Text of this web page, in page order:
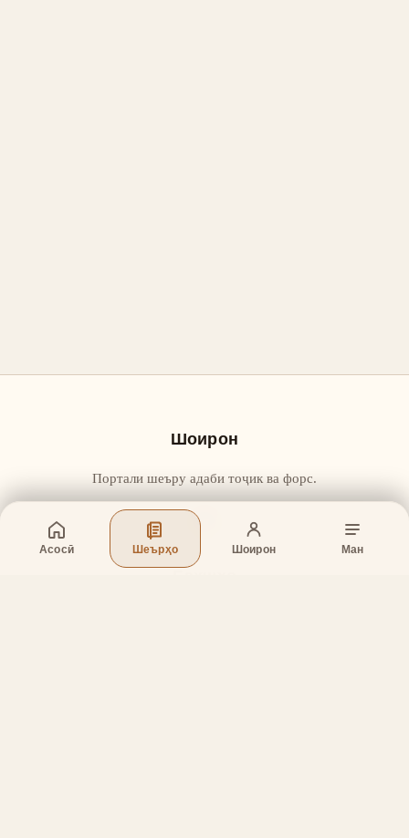
Асосӣ Шеърҳо Шоирон Ман
Шоирон
Портали шеъру адаби тоҷик ва форс.